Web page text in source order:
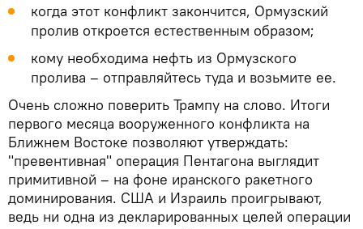
когда этот конфликт закончится, Ормузский
пролив откроется естественным образом;
кому необходима нефть из Ормузского
пролива – отправляйтесь туда и возьмите ее.
Очень сложно поверить Трампу на слово. Итоги
первого месяца вооруженного конфликта на
Ближнем Востоке позволяют утверждать:
"превентивная" операция Пентагона выглядит
примитивной – на фоне иранского ракетного
доминирования. США и Израиль проигрывают,
ведь ни одна из декларированных целей операции